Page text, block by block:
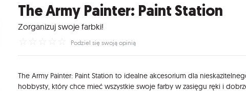
The Army Painter: Paint Station
Zorganizuj swoje farbki!
Podziel się swoją opinią
The Army Painter: Paint Station to idealne akcesorium dla
hobbysty, który chce mieć wszystkie swoje farby w zasięgu ręki i